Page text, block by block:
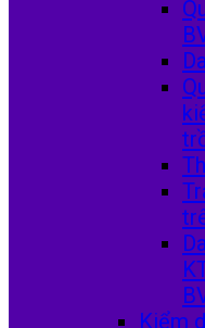
Kiểm